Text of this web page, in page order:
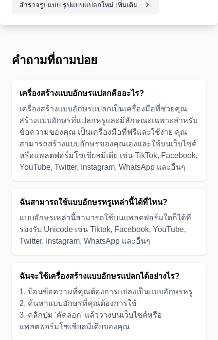
สำรวจรูปแบบ รูปแบบแปลกใหม่ เพิ่มเติม...
คำถามที่ถามบ่อย
เครื่องสร้างแบบอักษรแปลกคืออะไร?
เครื่องสร้างแบบอักษรแปลกเป็นเครื่องมือที่ช่วยคุณ
สร้างแบบอักษรที่แปลกหรูและมีลักษณะเฉพาะสำหรับ
ข้อความของคุณ เป็นเครื่องมือที่ฟรีและใช้ง่าย คุณ
สามารถสร้างแบบอักษรของคุณเองและใช้บนเว็บไซต์
หรือแพลตฟอร์มโซเชียลมีเดีย เช่น TikTok, Facebook,
YouTube, Twitter, Instagram, WhatsApp และอื่นๆ
ฉันสามารถใช้แบบอักษรหรูเหล่านี้ได้ที่ไหน?
แบบอักษรเหล่านี้สามารถใช้บนแพลตฟอร์มใดก็ได้ที่
รองรับ Unicode เช่น Tiktok, Facebook, YouTube,
Twitter, Instagram, WhatsApp และอื่นๆ
ฉันจะใช้เครื่องสร้างแบบอักษรแปลกได้อย่างไร?
1. ป้อนข้อความที่คุณต้องการแปลงเป็นแบบอักษรหรู
2. ค้นหาแบบอักษรที่คุณต้องการใช้
3. คลิกปุ่ม 'คัดลอก' แล้ววางบนเว็บไซต์หรือ
แพลตฟอร์มโซเชียลมีเดียของคุณ